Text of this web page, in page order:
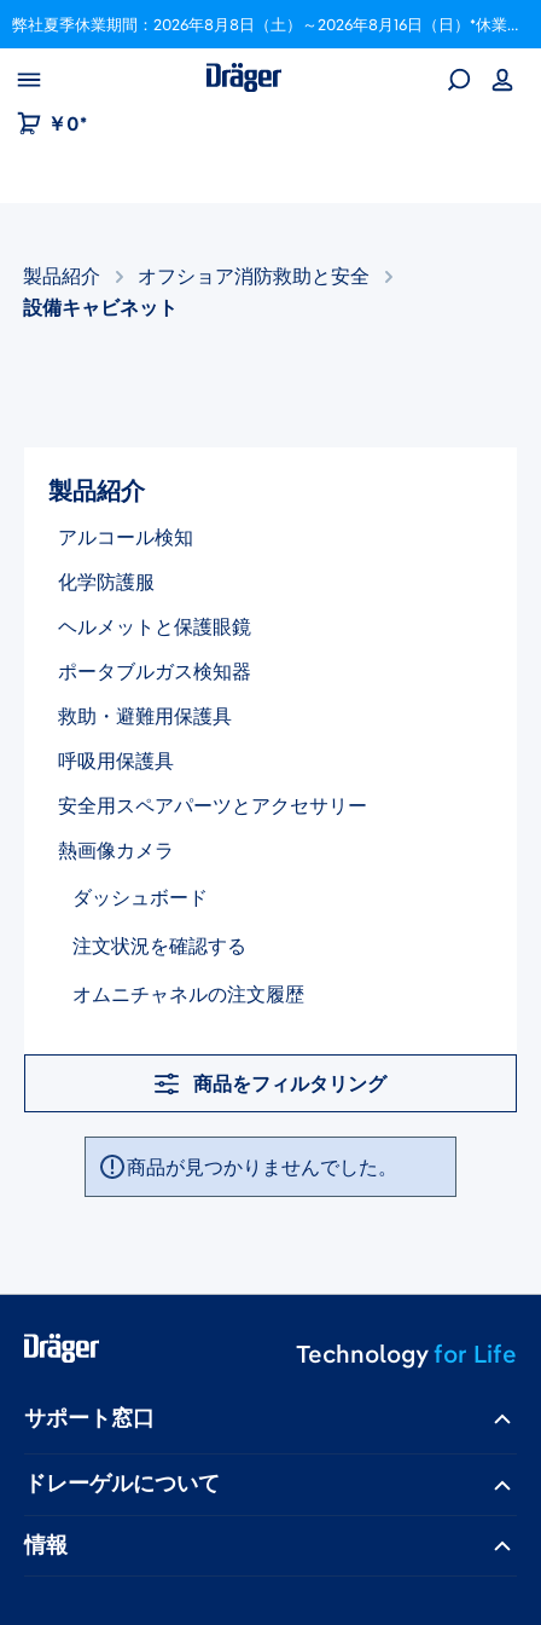
to B2B platform navigation 弊社夏季休業期間：2026年8月8日（土）～2026年8月16日（日）*休業期間中にいただいたご注文は、8月17日以降順次対応いたします。
￥0*
製品紹介
オフショア消防救助と安全
設備キャビネット
製品紹介
アルコール検知​
化学防護服
ヘルメットと保護眼鏡​
ポータブルガス検知器
救助・避難用保護具
呼吸用保護具
安全用スペアパーツとアクセサリー​
熱画像カメラ​
ダッシュボード
注文状況を確認する
オムニチャネルの注文履歴
商品をフィルタリング
商品が見つかりませんでした。
Technologyfor Life
サポート窓口
ドレーゲル​について
情報